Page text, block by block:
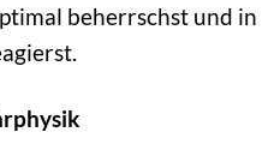
beherrschst und in